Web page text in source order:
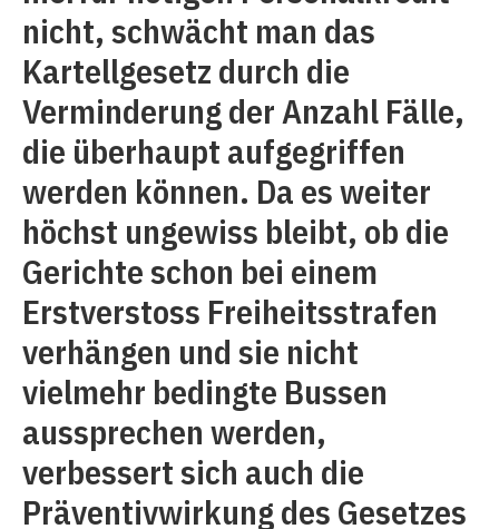
nicht, schwächt man das
Kartellgesetz durch die
Verminderung der Anzahl Fälle,
die überhaupt aufgegriffen
werden können. Da es weiter
höchst ungewiss bleibt, ob die
Gerichte schon bei einem
Erstverstoss Freiheitsstrafen
verhängen und sie nicht
vielmehr bedingte Bussen
aussprechen werden,
verbessert sich auch die
Präventivwirkung des Gesetzes